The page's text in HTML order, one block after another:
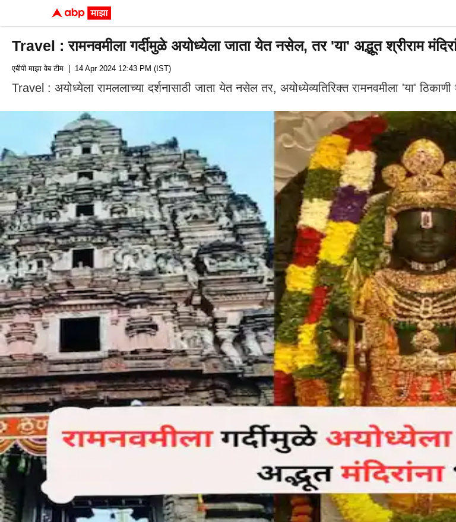
Travel : रामनवमीला गर्दीमुळे अयोध्येला जाता येत नसेल, तर 'या' अद्भूत श्रीराम
एबीपी माझा वेब टीम | 14 Apr 2024 12:43 PM (IST)
Travel : अयोध्येला रामललाच्या दर्शनासाठी जाता येत नसेल तर, अयोध्येव्यतिरिक्त रामनवमीला 'या' ठिकाणी